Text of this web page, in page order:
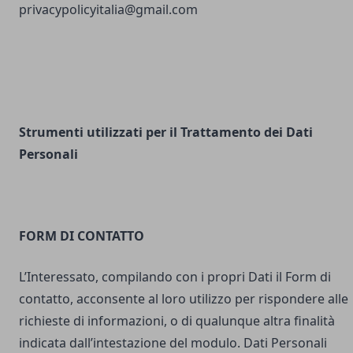
privacypolicyitalia@gmail.com
Strumenti utilizzati per il Trattamento dei Dati
Personali
FORM DI CONTATTO
L’Interessato, compilando con i propri Dati il Form di
contatto, acconsente al loro utilizzo per rispondere alle
richieste di informazioni, o di qualunque altra finalità
indicata dall’intestazione del modulo. Dati Personali